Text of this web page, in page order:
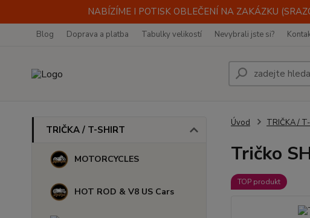
NABÍZÍME I POTISK OBLEČENÍ NA ZAKÁZKU
Blog Doprava a platba Tabulky velikostí Nevybrali jste si?
TRIČKA / T-SHIRT
MOTORCYCLES
HOT ROD & V8 US Cars
Úvod TRIČKA /
Tričko
TOP produkt